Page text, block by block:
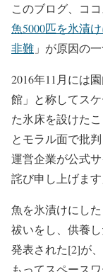
このブログ、コ
魚5000匹を氷漬
非難 」が原因の
2016年11月には
館」と称してス
た氷床を設けた
とモラル面で批
運営企業が公式
詫び申し上げます
魚を氷漬けにし
祓いをし、供養
発表された[2]が